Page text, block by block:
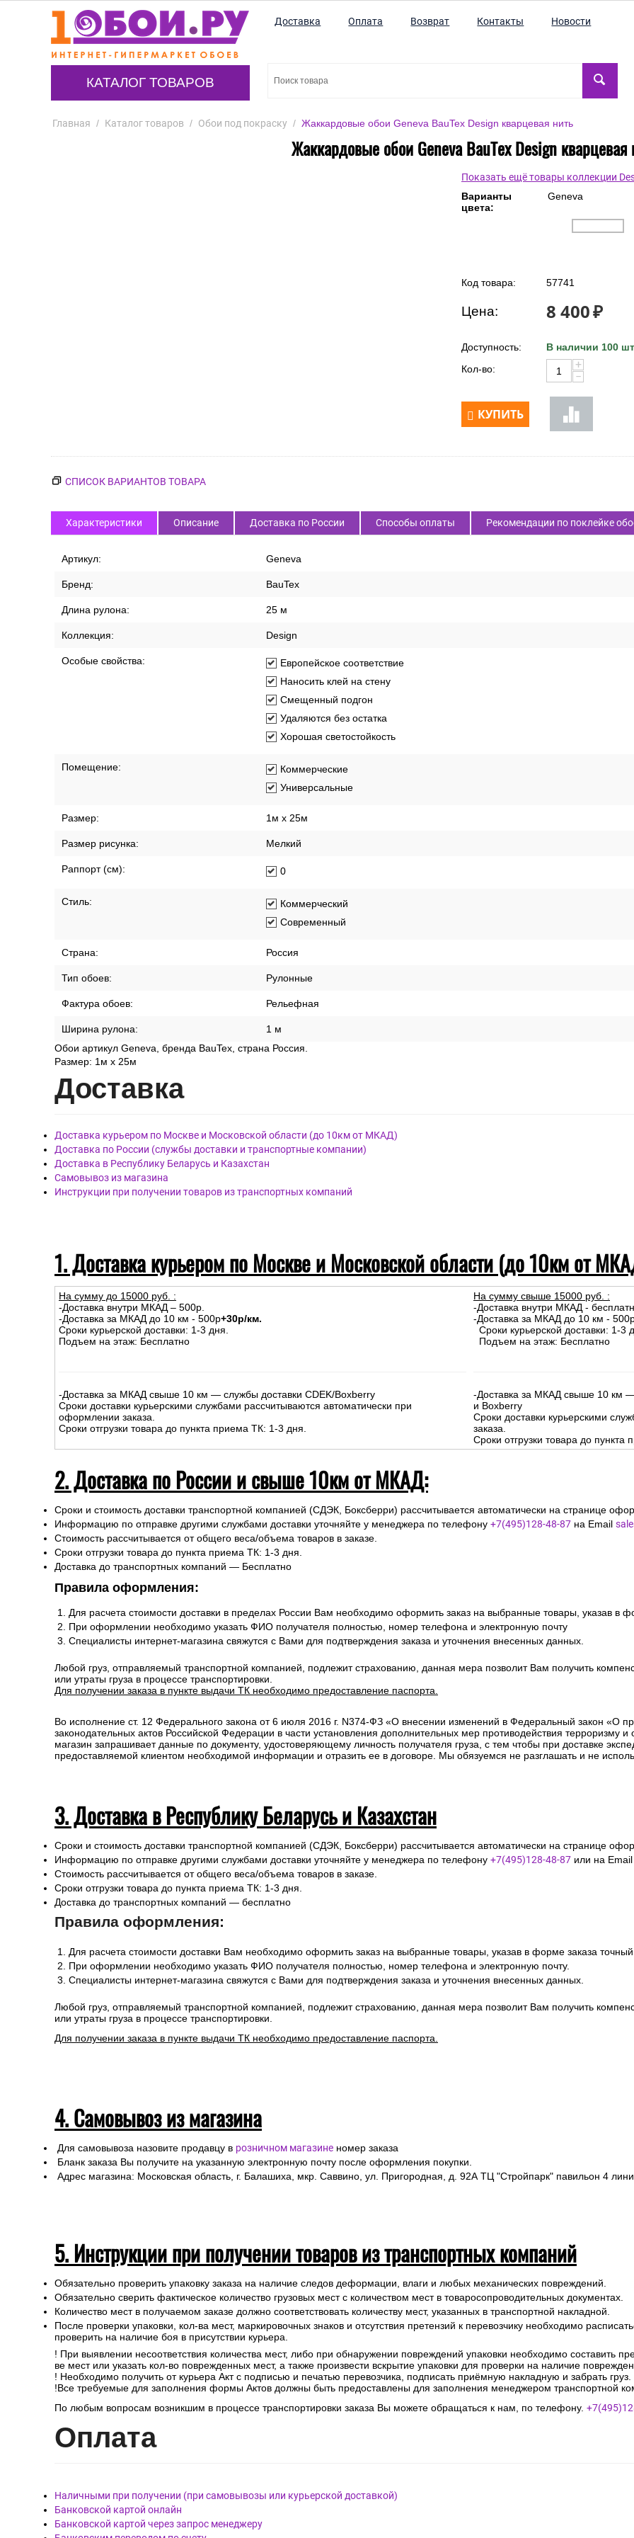
КАТАЛОГ ТОВАРОВ
Доставка Оплата Возврат Контакты Новости
Главная / Каталог товаров / Обои под покраску / Жаккардовые обои Geneva BauTex Design кварцевая нить
Жаккардовые обои Geneva BauTex Design кварцевая
Показать ещё товары коллекции
Варианты
цвета:
Geneva
Код товара: 57741
Цена: 8 400₽
Доступность:
В наличии 100
Кол-во:
+
−
КУПИТЬ
СПИСОК ВАРИАНТОВ ТОВАРА
Характеристики Описание Доставка по России Способы оплаты Рекомендации по поклейке
Артикул: Geneva
Бренд: BauTex
Длина рулона: 25 м
Коллекция: Design
Особые свойства:
Европейское соответствие
Наносить клей на стену
Смещенный подгон
Удаляются без остатка
Хорошая светостойкость
Помещение:
Коммерческие
Универсальные
Размер: 1м х 25м
Размер рисунка: Мелкий
Раппорт (см): 0
Стиль:
Коммерческий
Современный
Страна: Россия
Тип обоев: Рулонные
Фактура обоев: Рельефная
Ширина рулона:
1 м
Обои артикул Geneva, бренда BauTex, страна Россия.
Размер: 1м х 25м
Доставка
Доставка курьером по Москве и Московской области (до 10км от МКАД)
Доставка по России (службы доставки и транспортные компании)
Доставка в Республику Беларусь и Казахстан
Самовывоз из магазина
Инструкции при получении товаров из транспортных компаний
1. Доставка курьером по Москве и Московской области (до 10км от
На сумму до 15000 руб. :
-Доставка внутри МКАД – 500р.
-Доставка за МКАД до 10 км - 500р+30р/км.
Сроки курьерской доставки: 1-3 дня.
Подъем на этаж: Бесплатно
-Доставка за МКАД свыше 10 км — службы доставки CDEK/Boxberry
Сроки доставки курьерскими службами рассчитываются автоматически при
оформлении заказа.
Сроки отгрузки товара до пункта приема ТК: 1-3 дня.
На сумму свыше 15000 руб. :
-Доставка внутри МКАД -
-Доставка за МКАД до 10 км -
Сроки курьерской доставки: 1-3
Подъем на этаж: Бесплатно
-Доставка за МКАД свыше 10 км —
и Boxberry
Сроки доставки курьерскими
заказа.
Сроки отгрузки товара до
2. Доставка по России и свыше 10км от МКАД:
Сроки и стоимость доставки транспортной компанией (СДЭК, Боксберри) рассчитывается автоматически на странице
Информацию по отправке другими службами доставки уточняйте у менеджера по телефону +7(495)128-48-87 на Email
Стоимость рассчитывается от общего веса/объема товаров в заказе.
Сроки отгрузки товара до пункта приема ТК: 1-3 дня.
Доставка до транспортных компаний — Бесплатно
Правила оформления:
Для расчета стоимости доставки в пределах России Вам необходимо оформить заказ на выбранные товары, указав в
При оформлении необходимо указать ФИО получателя полностью, номер телефона и электронную почту
Специалисты интернет-магазина свяжутся с Вами для подтверждения заказа и уточнения внесенных данных.
Любой груз, отправляемый транспортной компанией, подлежит страхованию, данная мера позволит Вам получить
или утраты груза в процессе транспортировки.
Для получении заказа в пункте выдачи ТК необходимо предоставление паспорта.
Во исполнение ст. 12 Федерального закона от 6 июля 2016 г. N374-ФЗ «О внесении изменений в Федеральный закон «О
законодательных актов Российской Федерации в части установления дополнительных мер противодействия терроризму
магазин запрашивает данные по документу, удостоверяющему личность получателя груза, с тем чтобы при доставке
предоставляемой клиентом необходимой информации и отразить ее в договоре. Мы обязуемся не разглашать и не
3. Доставка в Республику Беларусь и Казахстан
Сроки и стоимость доставки транспортной компанией (СДЭК, Боксберри) рассчитывается автоматически на странице
Информацию по отправке другими службами доставки уточняйте у менеджера по телефону +7(495)128-48-87 или на
Стоимость рассчитывается от общего веса/объема товаров в заказе.
Сроки отгрузки товара до пункта приема ТК: 1-3 дня.
Доставка до транспортных компаний — бесплатно
Правила оформления:
Для расчета стоимости доставки Вам необходимо оформить заказ на выбранные товары, указав в форме заказа
При оформлении необходимо указать ФИО получателя полностью, номер телефона и электронную почту.
Специалисты интернет-магазина свяжутся с Вами для подтверждения заказа и уточнения внесенных данных.
Любой груз, отправляемый транспортной компанией, подлежит страхованию, данная мера позволит Вам получить
или утраты груза в процессе транспортировки.
Для получении заказа в пункте выдачи ТК необходимо предоставление паспорта.
4. Самовывоз из магазина
Для самовывоза назовите продавцу в розничном магазине номер заказа
Бланк заказа Вы получите на указанную электронную почту после оформления покупки.
Адрес магазина: Московская область, г. Балашиха, мкр. Саввино, ул. Пригородная, д. 92А ТЦ "Стройпарк" павильон 4
5. Инструкции при получении товаров из транспортных компаний
Обязательно проверить упаковку заказа на наличие следов деформации, влаги и любых механических повреждений.
Обязательно сверить фактическое количество грузовых мест с количеством мест в товаросопроводительных документах.
Количество мест в получаемом заказе должно соответствовать количеству мест, указанных в транспортной накладной.
После проверки упаковки, кол-ва мест, маркировочных знаков и отсутствия претензий к перевозчику необходимо
проверить на наличие боя в присутствии курьера.
! При выявлении несоответствия количества мест, либо при обнаружении повреждений упаковки необходимо составить
ве мест или указать кол-во поврежденных мест, а также произвести вскрытие упаковки для проверки на наличие
! Необходимо получить от курьера Акт с подписью и печатью перевозчика, подписать приёмную накладную и забрать груз.
!Все требуемые для заполнения формы Актов должны быть предоставлены для заполнения менеджером транспортной
По любым вопросам возникшим в процессе транспортировки заказа Вы можете обращаться к нам, по телефону.
Оплата
Наличными при получении (при самовывозы или курьерской доставкой)
Банковской картой онлайн
Банковской картой через запрос менеджеру